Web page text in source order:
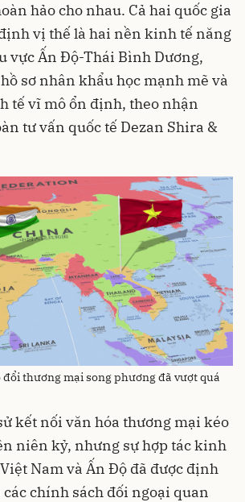
hảo cho nhau. Cả hai quốc gia
vị thế là hai nền kinh tế năng
vực Ấn Độ-Thái Bình Dương,
sơ nhân khẩu học mạnh mẽ và
tế vĩ mô ổn định, theo nhận
tư vấn quốc tế Dezan Shira &
thương mại song phương đã vượt quá
kết nối văn hóa thương mại kéo
niên kỷ, nhưng sự hợp tác kinh
Nam và Ấn Độ đã được định
chính sách đối ngoại quan